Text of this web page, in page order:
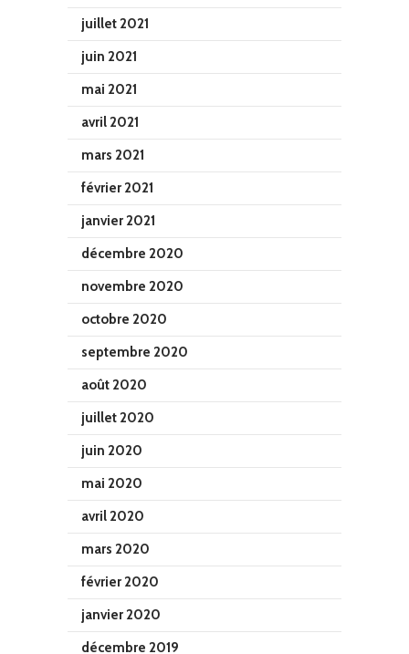
juillet 2021
juin 2021
mai 2021
avril 2021
mars 2021
février 2021
janvier 2021
décembre 2020
novembre 2020
octobre 2020
septembre 2020
août 2020
juillet 2020
juin 2020
mai 2020
avril 2020
mars 2020
février 2020
janvier 2020
décembre 2019